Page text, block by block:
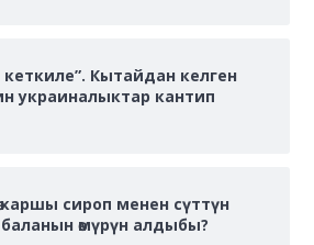
Кытайдан келген
украиналыктар кантип
каршы сироп менен сүттүн
өмүрүн алдыбы?